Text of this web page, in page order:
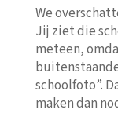
We
Jij ziet die
meteen,
schoolfoto”.
maken dan